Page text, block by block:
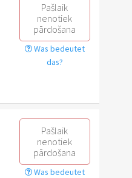
Pašlaik
nenotiek
pārdošana
Was bedeutet
das?
Pašlaik
nenotiek
pārdošana
Was bedeutet